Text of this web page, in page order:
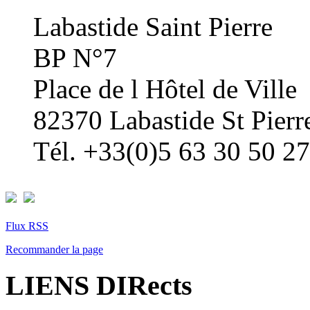
Labastide Saint Pierre
BP N°7
Place de l Hôtel de Ville
82370 Labastide St
Tél. +33(0)5 63 30 50 27
Flux RSS
Recommander la page
LIENS DIRects